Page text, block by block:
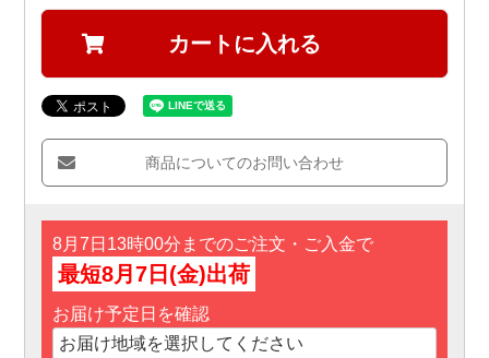
カートに入れる
商品についてのお問い合わせ
8月7日13時00分までのご注文・ご入金で
最短8月7日(金)出荷
お届け予定日を確認